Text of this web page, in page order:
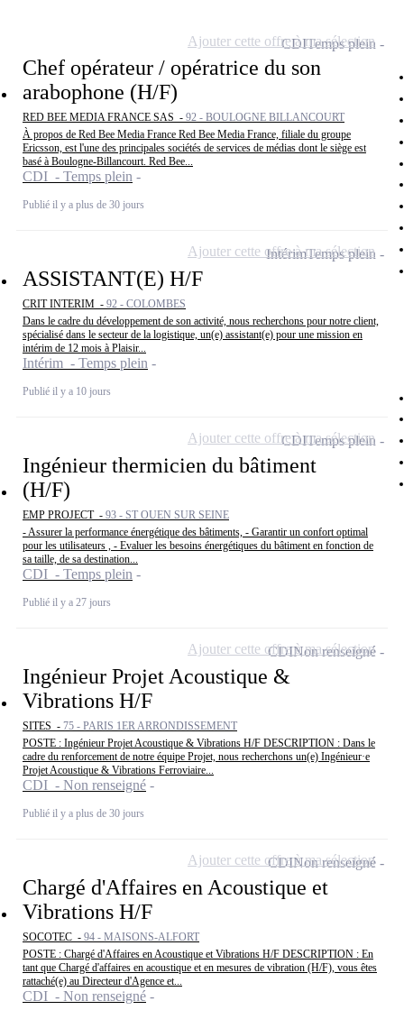
Chef opérateur / opératrice du son
arabophone (H/F)
RED BEE MEDIA FRANCE SAS - 92 - BOULOGNE BILLANCOURT
À propos de Red Bee Media France Red Bee Media France, filiale du groupe
Ericsson, est l'une des principales sociétés de services de médias dont le siège est
basé à Boulogne-Billancourt. Red Bee...
CDI - Temps plein
Publié il y a plus de 30 jours
CDITemps plein
Ajouter cette offre à ma sélection
ASSISTANT(E) H/F
CRIT INTERIM - 92 - COLOMBES
Dans le cadre du développement de son activité, nous recherchons pour notre client,
spécialisé dans le secteur de la logistique, un(e) assistant(e) pour une mission en
intérim de 12 mois à Plaisir...
Intérim - Temps plein
Publié il y a 10 jours
IntérimTemps plein
Ajouter cette offre à ma sélection
Ingénieur thermicien du bâtiment
(H/F)
EMP PROJECT - 93 - ST OUEN SUR SEINE
- Assurer la performance énergétique des bâtiments, - Garantir un confort optimal
pour les utilisateurs , - Evaluer les besoins énergétiques du bâtiment en fonction de
sa taille, de sa destination...
CDI - Temps plein
Publié il y a 27 jours
CDITemps plein
Ajouter cette offre à ma sélection
Ingénieur Projet Acoustique &
Vibrations H/F
SITES - 75 - PARIS 1ER ARRONDISSEMENT
POSTE : Ingénieur Projet Acoustique & Vibrations H/F DESCRIPTION : Dans le
cadre du renforcement de notre équipe Projet, nous recherchons un(e) Ingénieur·e
Projet Acoustique & Vibrations Ferroviaire...
CDI - Non renseigné
Publié il y a plus de 30 jours
CDINon renseigné
Ajouter cette offre à ma sélection
Chargé d'Affaires en Acoustique et
Vibrations H/F
SOCOTEC - 94 - MAISONS-ALFORT
POSTE : Chargé d'Affaires en Acoustique et Vibrations H/F DESCRIPTION : En
tant que Chargé d'affaires en acoustique et en mesures de vibration (H/F), vous êtes
rattaché(e) au Directeur d'Agence et...
CDI - Non renseigné
CDINon renseigné
Ajouter cette offre à ma sélection